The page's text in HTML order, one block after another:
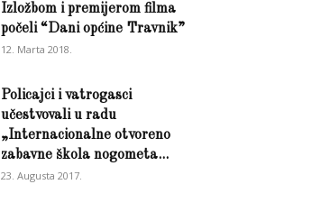
Izložbom i premijerom filma
počeli “Dani općine Travnik”
12. Marta 2018.
Policajci i vatrogasci
učestvovali u radu
„Internacionalne otvoreno
zabavne škola nogometa...
23. Augusta 2017.